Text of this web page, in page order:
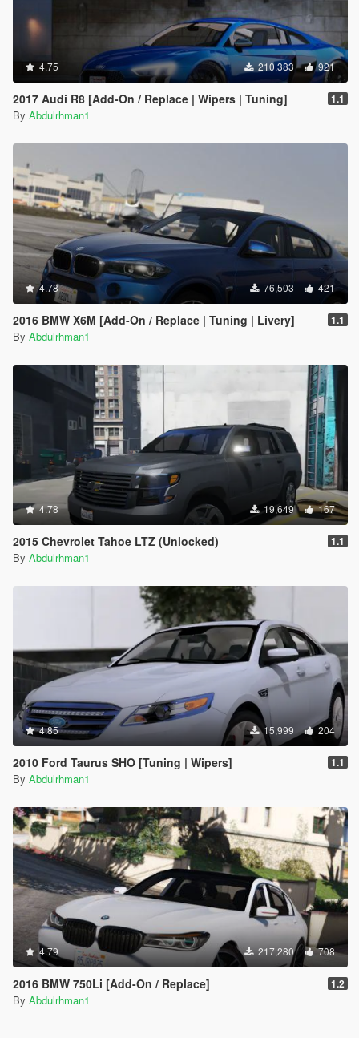
4.75 210,383 921
2017 Audi R8 [Add-On / Replace | Wipers | Tuning] 1.1
By Abdulrhman1
4.78 76,503 421
2016 BMW X6M [Add-On / Replace | Tuning | Livery] 1.1
By Abdulrhman1
4.78 19,649 167
2015 Chevrolet Tahoe LTZ (Unlocked) 1.1
By Abdulrhman1
4.85 15,999 204
2010 Ford Taurus SHO [Tuning | Wipers] 1.1
By Abdulrhman1
4.79 217,280 708
2016 BMW 750Li [Add-On / Replace] 1.2
By Abdulrhman1